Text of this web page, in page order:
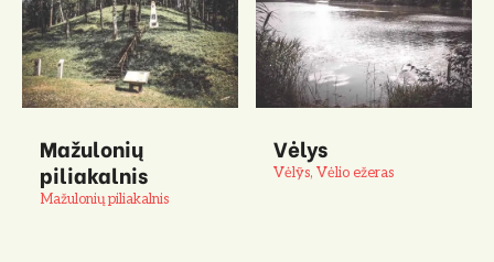
Mažulonių
piliakalnis
Mažulonių piliakalnis
Vėlys
Vėlỹs, Vėlio ežeras